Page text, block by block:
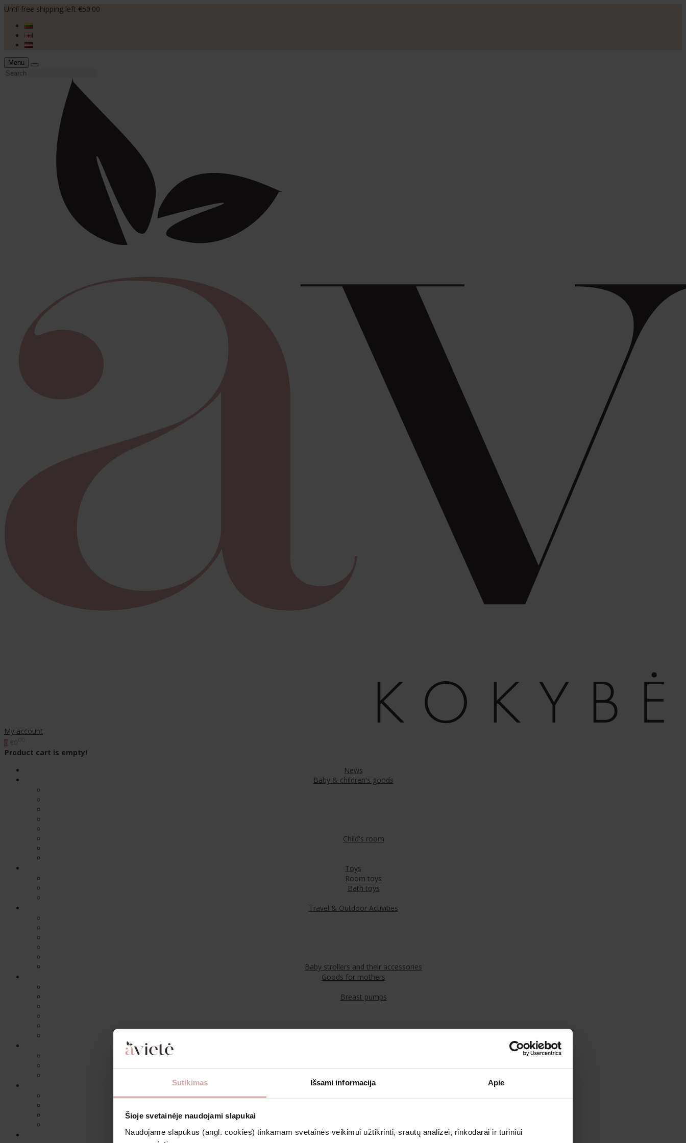
Sutikimas Išsami informacija Apie
Šioje svetainėje naudojami slapukai
Naudojame slapukus (angl. cookies) tinkamam svetainės veikimui užtikrinti, srautų analizei, rinkodarai ir turiniui
Until free shipping left €50.00
Menu
My account
Product cart is empty!
News
Baby & children's goods
Child's room
Toys
Room toys
Bath toys
Travel & Outdoor Activities
Baby strollers and their accessories
Goods for mothers
Breast pumps
Cosmetics & Aromatherapy
Clothing